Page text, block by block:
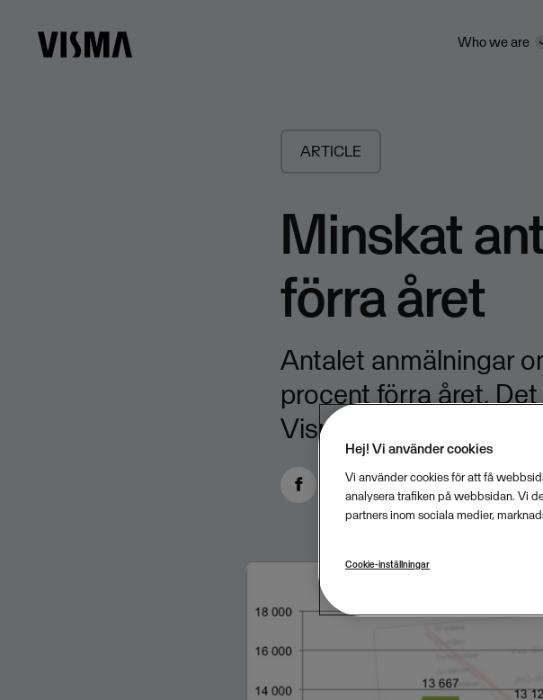
Who we are
ARTICLE
Minskat
förra året
Antalet anmälningar
procent förra året.
Visma gjort av
JANUARY
Hej! Vi använder cookies
Vi använder cookies för att få
analysera trafiken på webbsidan. Vi
partners inom sociala medier,
Cookie-inställningar